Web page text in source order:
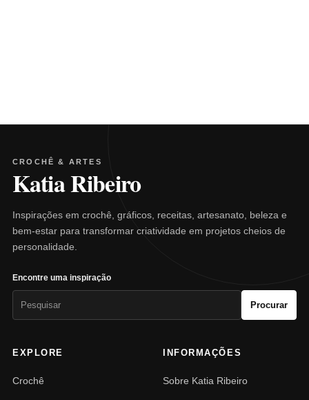
CROCHÊ & ARTES
Katia Ribeiro
Inspirações em crochê, gráficos, receitas, artesanato, beleza e
bem-estar para transformar criatividade em projetos cheios de
personalidade.
Encontre uma inspiração
Procurar
EXPLORE
Crochê
INFORMAÇÕES
Sobre Katia Ribeiro